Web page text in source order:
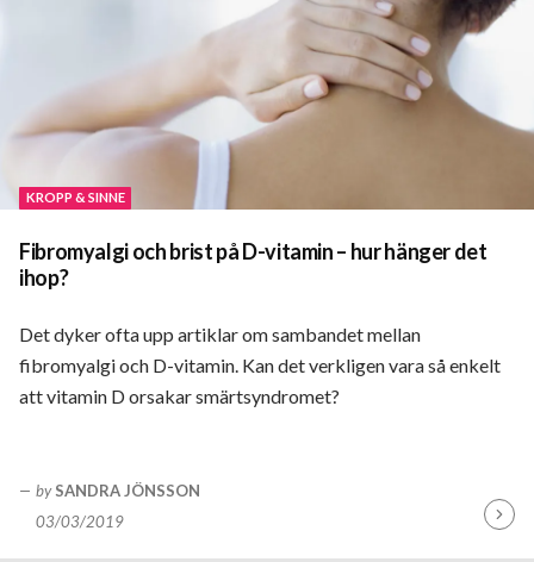
KROPP & SINNE
Fibromyalgi och brist på D-vitamin – hur hänger det
ihop?
Det dyker ofta upp artiklar om sambandet mellan
fibromyalgi och D-vitamin. Kan det verkligen vara så enkelt
att vitamin D orsakar smärtsyndromet?
by SANDRA JÖNSSON
03/03/2019